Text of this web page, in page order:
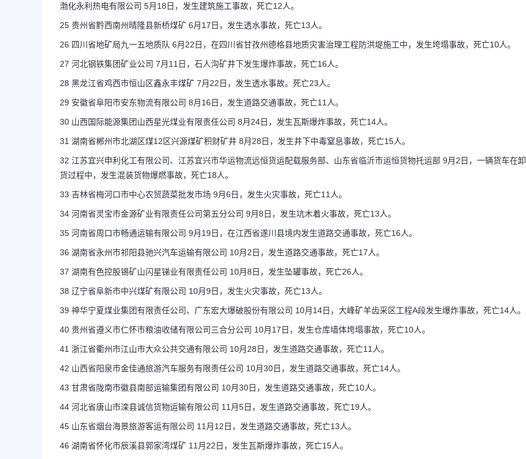
渤化永利热电有限公司 5月18日，发生建筑施工事故，死亡12人。
25 贵州省黔西南州晴隆县新桥煤矿 6月17日，发生透水事故，死亡13人。
26 四川省地矿局九一五地质队 6月22日，在四川省甘孜州德格县地质灾害治理工程防洪堤施工中，发生垮塌事故，死亡10人。
27 河北钢铁集团矿业公司 7月11日，石人沟矿井下发生爆炸事故，死亡16人。
28 黑龙江省鸡西市恒山区鑫永丰煤矿 7月22日，发生透水事故。死亡23人。
29 安徽省阜阳市安东物流有限公司 8月16日，发生道路交通事故，死亡11人。
30 山西国际能源集团山西星光煤业有限责任公司 8月24日，发生瓦斯爆炸事故，死亡14人。
31 湖南省郴州市北湖区煤12区兴源煤矿积财矿井 8月28日，发生井下中毒窒息事故，死亡15人。
32 江苏宜兴申利化工有限公司、江苏宜兴市华运物流远恒货运配载服务部、山东省临沂市运恒货物托运部 9月2日，一辆货车在卸
货过程中，发生混装货物爆燃事故，死亡18人。
33 吉林省梅河口市中心农贸蔬菜批发市场 9月6日，发生火灾事故，死亡11人。
34 河南省灵宝市金源矿业有限责任公司第五分公司 9月8日，发生坑木着火事故，死亡13人。
35 河南省周口市畅通运输有限公司 9月19日，在江西省遂川县境内发生道路交通事故，死亡16人。
36 湖南省永州市祁阳县驰兴汽车运输有限公司 10月2日，发生道路交通事故，死亡17人。
37 湖南有色控股锡矿山闪星锑业有限责任公司 10月8日，发生坠罐事故，死亡26人。
38 辽宁省阜新市中兴煤矿有限公司 10月9日，发生火灾事故，死亡13人。
39 神华宁夏煤业集团有限责任公司、广东宏大爆破股份有限公司 10月14日，大峰矿羊齿采区工程A段发生爆炸事故，死亡14人。
40 贵州省遵义市仁怀市粮油收储有限公司三合分公司 10月17日，发生仓库墙体垮塌事故，死亡10人。
41 浙江省衢州市江山市大众公共交通有限公司 10月28日，发生道路交通事故，死亡11人。
42 山西省阳泉市金佳通旅游汽车服务有限责任公司 10月30日，发生道路交通事故，死亡14人。
43 甘肃省陇南市徽县南部运输集团有限公司 10月30日，发生道路交通事故，死亡10人。
44 河北省唐山市滦县诚信货物运输有限公司 11月5日，发生道路交通事故，死亡19人。
45 山东省烟台海景旅游客运有限公司 11月12日，发生道路交通事故，死亡13人。
46 湖南省怀化市辰溪县郭家湾煤矿 11月22日，发生瓦斯爆炸事故，死亡15人。